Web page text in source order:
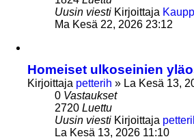
Uusin viesti Kirjoittaja
Ma Kesä 22, 2026 23:12
Homeiset ulkoseinien
Kirjoittaja petterih » La Kesä 13,
0 Vastaukset
2720 Luettu
Uusin viesti Kirjoittaja
La Kesä 13, 2026 11:10